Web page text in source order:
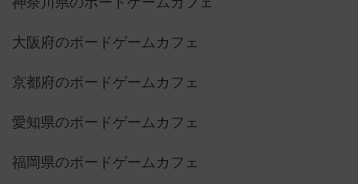
大阪府のボードゲームカフェ
京都府のボードゲームカフェ
愛知県のボードゲームカフェ
福岡県のボードゲームカフェ